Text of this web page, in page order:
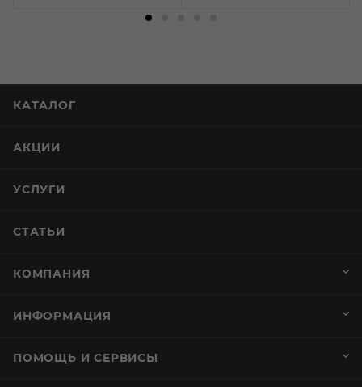
КАТАЛОГ
АКЦИИ
УСЛУГИ
СТАТЬИ
КОМПАНИЯ
ИНФОРМАЦИЯ
ПОМОЩЬ И СЕРВИСЫ